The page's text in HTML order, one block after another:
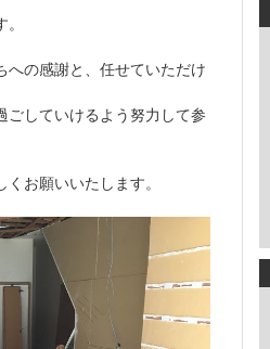
への感謝と、任せていただけ
ごしていけるよう努力して参
お願いいたします。